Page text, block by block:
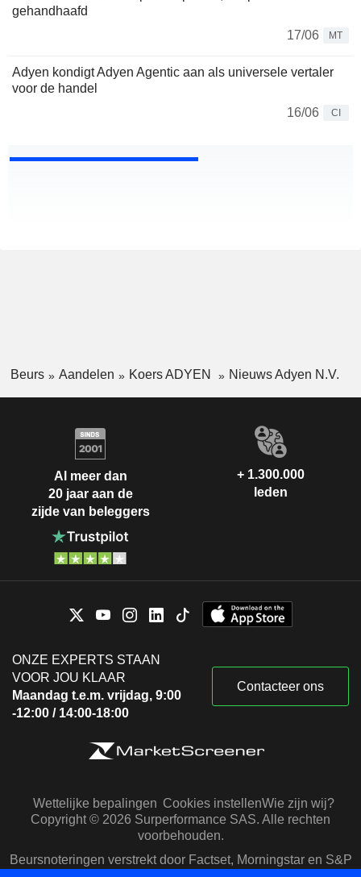
gehandhaafd
17/06
MT
Adyen kondigt Adyen Agentic aan als universele vertaler
voor de handel
16/06
CI
Beurs Aandelen Koers ADYEN Nieuws Adyen N.V.
Al meer dan
20 jaar aan de
zijde van beleggers
+ 1.300.000
leden
ONZE EXPERTS STAAN
VOOR JOU KLAAR
Maandag t.e.m. vrijdag, 9:00
-12:00 / 14:00-18:00
Contacteer ons
Wettelijke bepalingen Cookies instellenWie zijn wij?
Copyright © 2026 Surperformance SAS. Alle rechten
voorbehouden.
Beursnoteringen verstrekt door Factset, Morningstar en S&P